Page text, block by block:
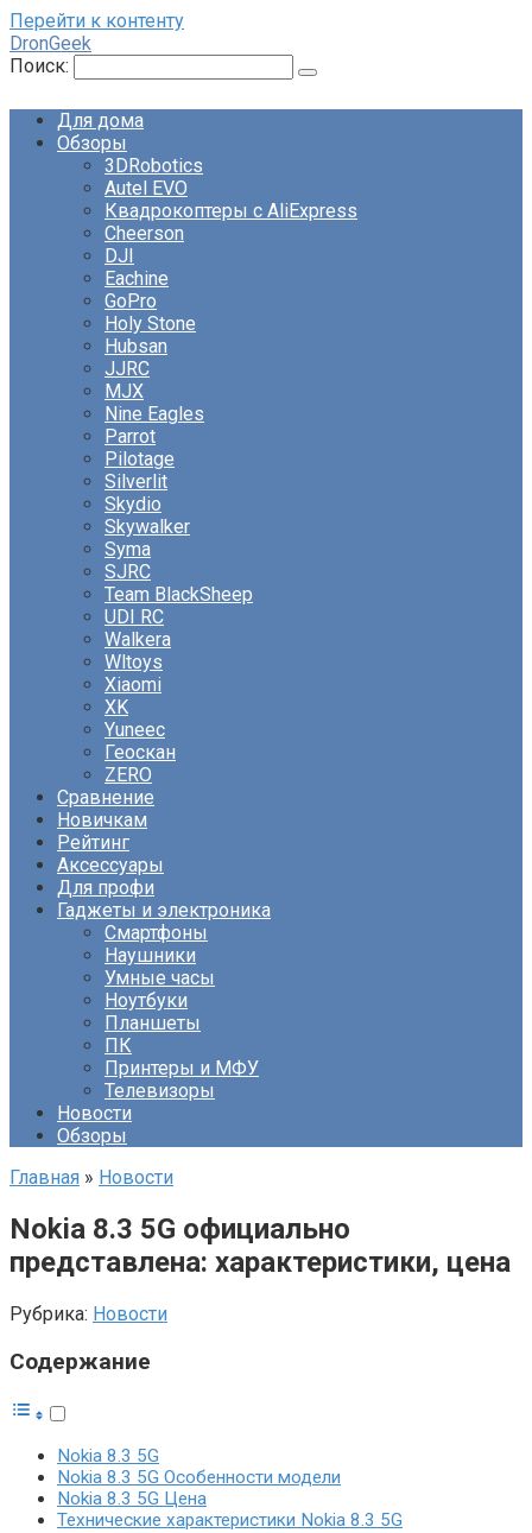
Перейти к контенту
DronGeek
Поиск:
Для дома
Обзоры
3DRobotics
Autel EVO
Квадрокоптеры с AliExpress
Cheerson
DJI
Eachine
GoPro
Holy Stone
Hubsan
JJRC
MJX
Nine Eagles
Parrot
Pilotage
Silverlit
Skydio
Skywalker
Syma
SJRC
Team BlackSheep
UDI RC
Walkera
Wltoys
Xiaomi
XK
Yuneec
Геоскан
ZERO
Сравнение
Новичкам
Рейтинг
Аксессуары
Для профи
Гаджеты и электроника
Смартфоны
Наушники
Умные часы
Ноутбуки
Планшеты
ПК
Принтеры и МФУ
Телевизоры
Новости
Обзоры
Главная » Новости
Nokia 8.3 5G официально
представлена: характеристики, цена
Рубрика: Новости
Содержание
Nokia 8.3 5G
Nokia 8.3 5G Особенности модели
Nokia 8.3 5G Цена
Технические характеристики Nokia 8.3 5G